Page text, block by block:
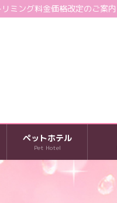
リミング料金価格改定のご案内
ペットホテル
Pet Hotel